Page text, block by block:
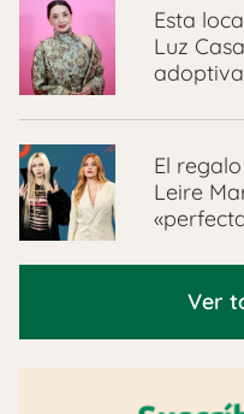
Esta
Luz
adoptiva
El
Leire
Ver